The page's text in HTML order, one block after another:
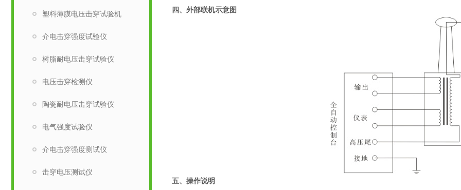
塑料薄膜电压击穿试验机
介电击穿强度试验仪
树脂耐电压击穿试验仪
电压击穿检测仪
陶瓷耐电压击穿试验仪
电气强度试验仪
介电击穿强度测试仪
击穿电压测试仪
四、外部联机示意图
五、 操作说明